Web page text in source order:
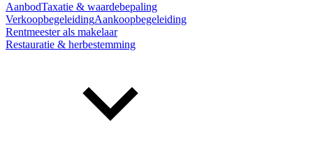
AanbodTaxatie & waardebepaling
VerkoopbegeleidingAankoopbegeleiding
Rentmeester als makelaar
Restauratie & herbestemming